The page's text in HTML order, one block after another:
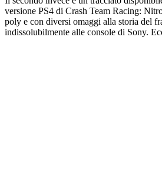
versione PS4 di Crash Team Racing:
poly e con diversi omaggi alla storia del
indissolubilmente alle console di Sony.